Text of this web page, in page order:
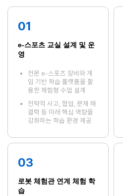
01
e-스포츠 교실 설계 및 운
영
전문 e-스포츠 장비와 게
임 기반 학습 플랫폼을 활
용한 체험형 수업 설계
전략적 사고, 협업, 문제 해
결력 등 미래 핵심 역량을
강화하는 학습 환경 제공
03
로봇 체험관 연계 체험 학
습